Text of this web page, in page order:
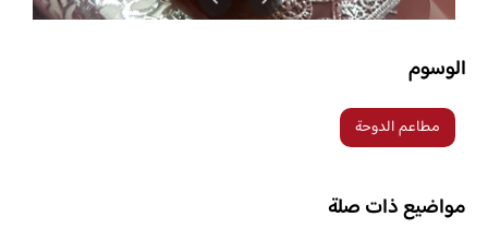
الوسوم
مطاعم الدوحة
مواضيع ذات صلة